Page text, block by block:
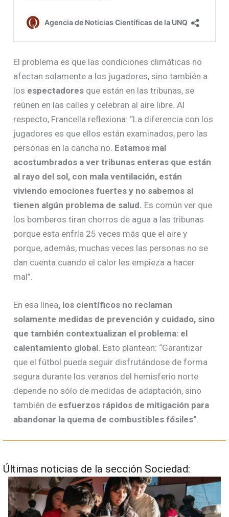
El problema es que las condiciones climáticas no
afectan solamente a los jugadores, sino también a
los espectadores que están en las tribunas, se
reúnen en las calles y celebran al aire libre. Al
respecto, Francella reflexiona: “La diferencia con los
jugadores es que ellos están examinados, pero las
personas en la cancha no. Estamos mal
acostumbrados a ver tribunas enteras que están
al rayo del sol, con mala ventilación, están
viviendo emociones fuertes y no sabemos si
tienen algún problema de salud. Es común ver que
los bomberos tiran chorros de agua a las tribunas
porque esta enfría 25 veces más que el aire y
porque, además, muchas veces las personas no se
dan cuenta cuando el calor les empieza a hacer
mal”.
En esa línea, los científicos no reclaman
solamente medidas de prevención y cuidado, sino
que también contextualizan el problema: el
calentamiento global. Esto plantean: “Garantizar
que el fútbol pueda seguir disfrutándose de forma
segura durante los veranos del hemisferio norte
depende no sólo de medidas de adaptación, sino
también de esfuerzos rápidos de mitigación para
abandonar la quema de combustibles fósiles”.
Últimas noticias de la sección Sociedad: